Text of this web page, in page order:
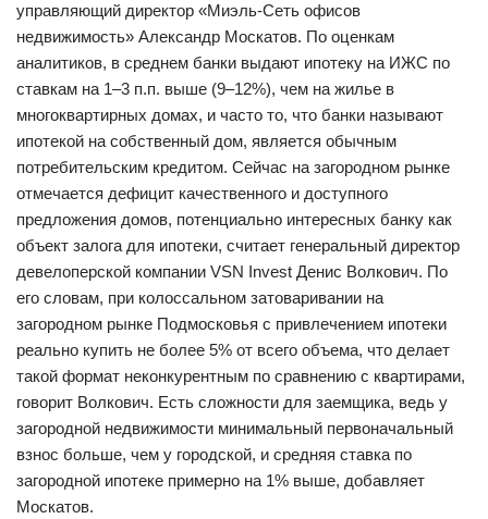
управляющий директор «Миэль-Сеть офисов
недвижимость» Александр Москатов. По оценкам
аналитиков, в среднем банки выдают ипотеку на ИЖС по
ставкам на 1–3 п.п. выше (9–12%), чем на жилье в
многоквартирных домах, и часто то, что банки называют
ипотекой на собственный дом, является обычным
потребительским кредитом. Сейчас на загородном рынке
отмечается дефицит качественного и доступного
предложения домов, потенциально интересных банку как
объект залога для ипотеки, считает генеральный директор
девелоперской компании VSN Invest Денис Волкович. По
его словам, при колоссальном затоваривании на
загородном рынке Подмосковья с привлечением ипотеки
реально купить не более 5% от всего объема, что делает
такой формат неконкурентным по сравнению с квартирами,
говорит Волкович. Есть сложности для заемщика, ведь у
загородной недвижимости минимальный первоначальный
взнос больше, чем у городской, и средняя ставка по
загородной ипотеке примерно на 1% выше, добавляет
Москатов.